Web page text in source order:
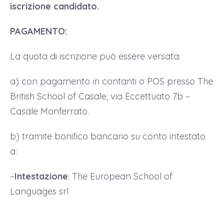
iscrizione candidato.
PAGAMENTO:
La quota di iscrizione può essere versata:
a) con pagamento in contanti o POS presso The
British School of Casale, via Eccettuato 7b –
Casale Monferrato.
b) tramite bonifico bancario su conto intestato
a:
–Intestazione: The European School of
Languages srl